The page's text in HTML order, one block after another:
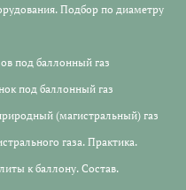
Подбор по диаметру
под баллонный газ
под баллонный газ
(магистральный) газ
газа. Практика.
к баллону. Состав.